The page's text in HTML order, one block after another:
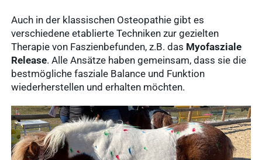
Ergebnisse
anzeigen
Arzneimittel
Ergebnisse
anzeigen
novaderma
Produktion
News & Socials
WDT-Gruppe
Marktplatz
Auch in der klassischen Osteopathie gibt es
verschiedene etablierte Techniken zur gezielten
Therapie von Faszienbefunden, z.B. das Myofasziale
Release. Alle Ansätze haben gemeinsam, dass sie die
bestmögliche fasziale Balance und Funktion
wiederherstellen und erhalten möchten.